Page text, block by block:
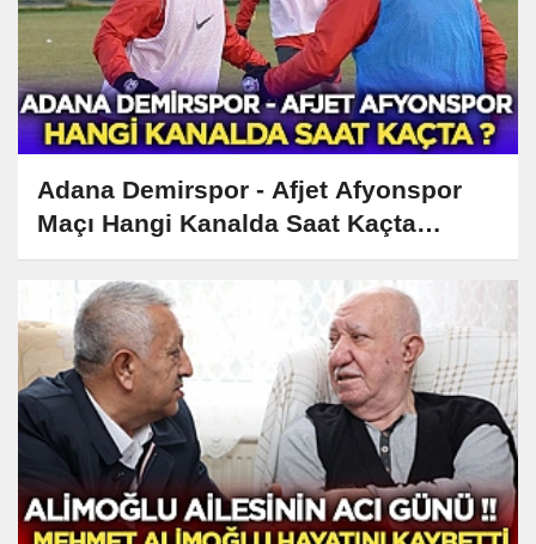
Adana Demirspor - Afjet Afyonspor
Maçı Hangi Kanalda Saat Kaçta
Yayınlanacak?